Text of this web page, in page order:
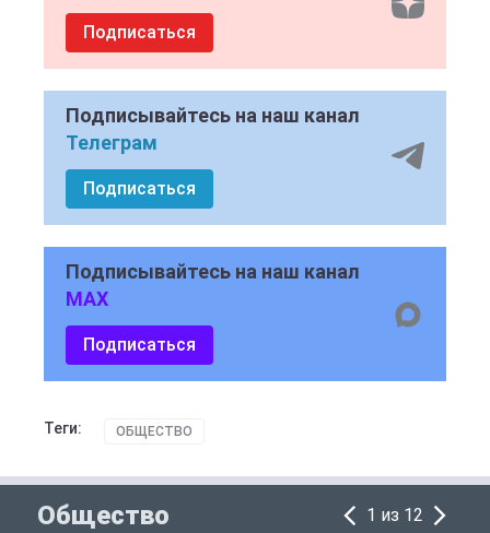
Подписаться
Подписывайтесь на наш канал
Телеграм
Подписаться
Подписывайтесь на наш канал
MAX
Подписаться
Теги: ОБЩЕСТВО
Общество 1 из 12